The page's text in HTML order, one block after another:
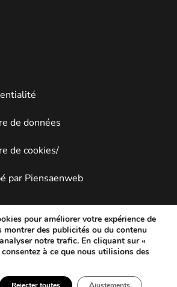
de données
de cookies/
par Piensaenweb
pour améliorer votre expérience de
montrer des publicités ou du contenu
notre trafic. En cliquant sur «
à ce que nous utilisions des